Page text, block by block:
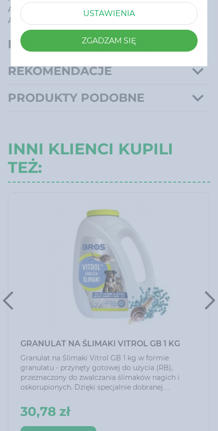
Adres pocztowy: ul. Karpia 24, 61-619 Poznań, Polska
Adres e-mail: biuro@bros.pl
DODAJ SWOJĄ OPINIĘ
REKOMENDACJE
PRODUKTY PODOBNE
INNI KLIENCI KUPILI
TEŻ:
GRANULAT NA ŚLIMAKI VITROL GB 1 KG
Granulat na Ślimaki Vitrol GB 1 kg w formie
granulatu - przynęty gotowej do użycia (RB),
przeznaczony do zwalczania ślimaków nagich i
oskorupionych. Dzięki specjalnie dobranej
chętnie zjadany.
Preparat może być stosowany w obecności
zwierząt domowych, ptaków i jeży.
30,78 zł
USTAWIENIA
ZGADZAM SIĘ